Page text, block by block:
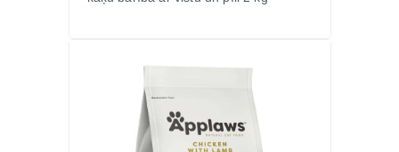
Ko saka saimnieki?
“Beidzot barība, ko kaķis ēd ar apetīti.”
“Spalva kļuva spīdīgāka jau pēc pāris nedēļām.”
“Vairs nav gremošanas problēmu.”